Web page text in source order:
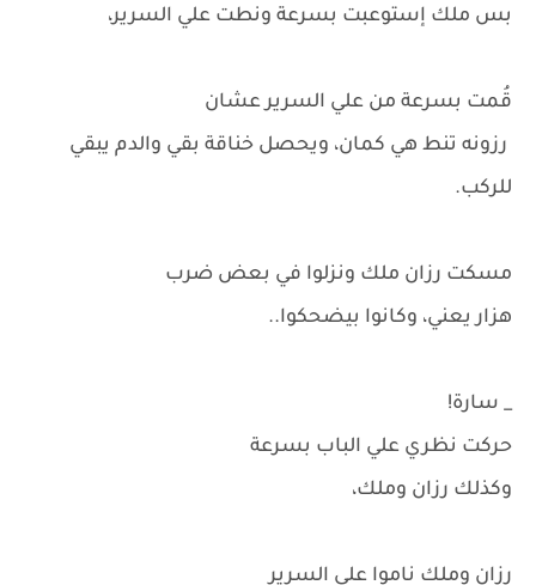
بس ملك إستوعبت بسرعة ونطت علي السرير،
قُمت بسرعة من علي السرير عشان
رزونه تنط هي كمان، ويحصل خناقة بقي والدم يبقي
للركب.
مسكت رزان ملك ونزلوا في بعض ضرب
هزار يعني، وكانوا بيضحكوا..
_ سارة!
حركت نظري علي الباب بسرعة
وكذلك رزان وملك،
رزان وملك ناموا علي السرير